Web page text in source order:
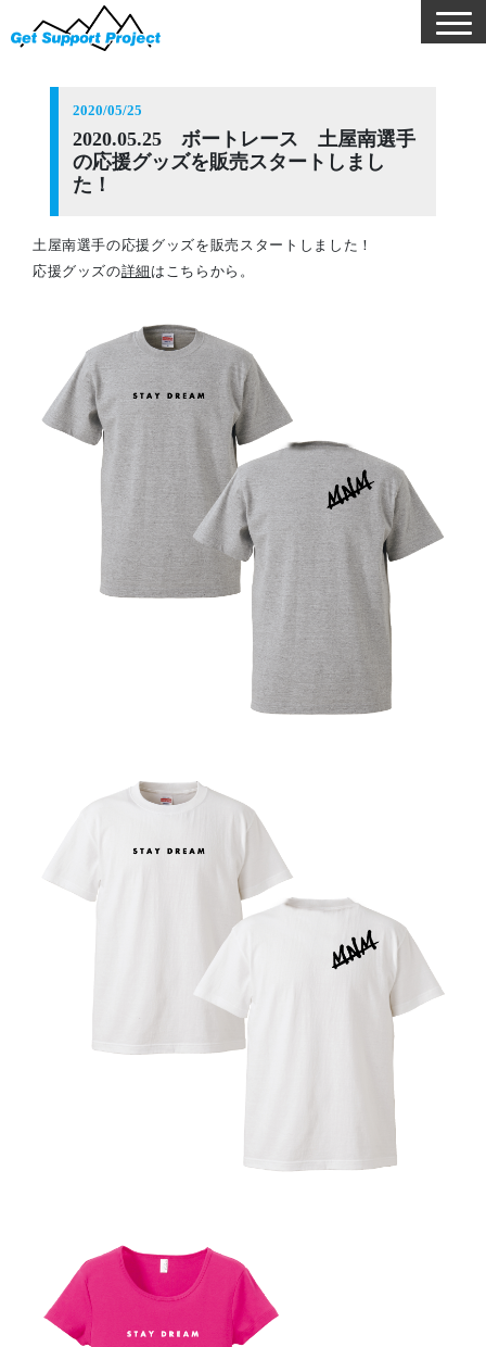
2020/05/25
2020.05.25 ボートレース 土屋南選手
の応援グッズを販売スタートしまし
た！
土屋南選手の応援グッズを販売スタートしました！
応援グッズの詳細 はこちらから。